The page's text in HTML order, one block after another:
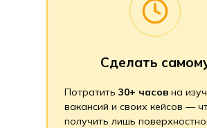
Сделать
Потратить 30+ часов на
вакансий и своих кейсов —
получить лишь